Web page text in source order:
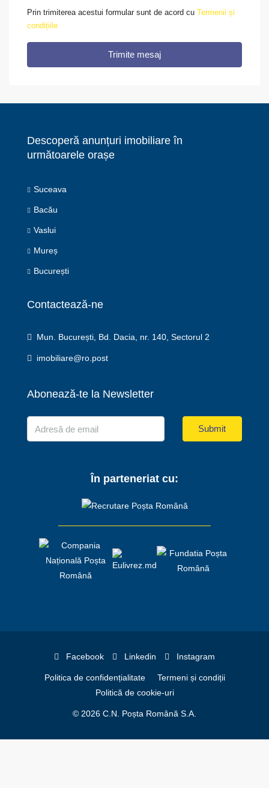
Prin trimiterea acestui formular sunt de acord cu Termenii și
condițiile
Trimite mesaj
Descoperă anunțuri imobiliare în
următoarele orașe
Suceava
Bacău
Vaslui
Mureș
București
Contactează-ne
Mun. București, Bd. Dacia, nr. 140, Sectorul 2
imobiliare@ro.post
Abonează-te la Newsletter
Submit
În parteneriat cu:
Facebook Linkedin Instagram
Politica de confidențialitate
Termeni și condiții
Politică de cookie-uri
© 2026 C.N. Poșta Română S.A.